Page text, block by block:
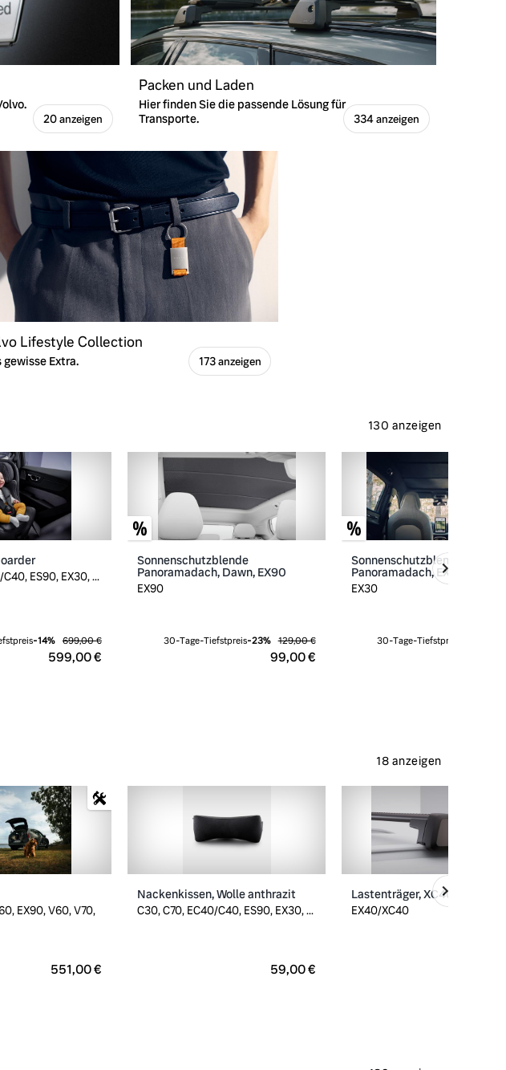
20 anzeigen
Packen und Laden
Hier finden Sie die passende Lösung für
Transporte.
334 anzeigen
Lifestyle Collection
gewisse Extra. 173 anzeigen
130 anzeigen
ES90, EX30, ...
599,00 €
-14% 699,00 €
Sonnenschutzblende
Panoramadach, Dawn, EX90
EX90
99,00 €
30-Tage-Tiefstpreis-23% 129,00 €
Sonnenschutzblende
Panoramadach, EX30
EX30
30-Tage-Tiefstpreis
18 anzeigen
EX90, V60, V70,
551,00 €
Nackenkissen, Wolle anthrazit
C30, C70, EC40/C40, ES90, EX30, ...
59,00 €
Lastenträger, XC40/EX40
EX40/XC40